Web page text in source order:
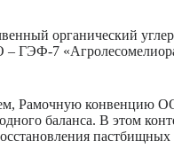
органический
ГЭФ-7
Рамочную конвенцию
баланса. В этом
пастбищных